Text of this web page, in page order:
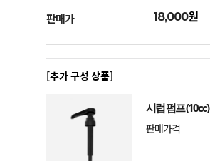
판매가 18,000원
[추가 구성 상품]
시럽 펌프 (10cc)
판매가격